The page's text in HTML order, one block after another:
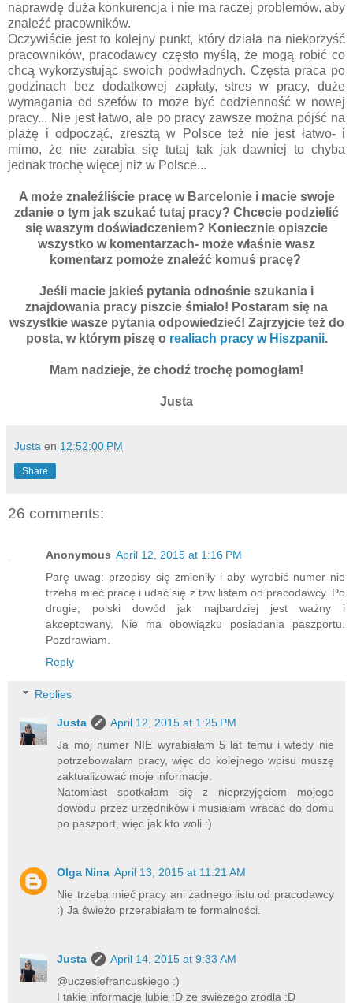
naprawdę duża konkurencja i nie ma raczej problemów, aby
znaleźć pracowników.
Oczywiście jest to kolejny punkt, który działa na niekorzyść
pracowników, pracodawcy często myślą, że mogą robić co
chcą wykorzystując swoich podwładnych. Częsta praca po
godzinach bez dodatkowej zapłaty, stres w pracy, duże
wymagania od szefów to może być codzienność w nowej
pracy... Nie jest łatwo, ale po pracy zawsze można pójść na
plażę i odpocząć, zresztą w Polsce też nie jest łatwo- i
mimo, że nie zarabia się tutaj tak jak dawniej to chyba
jednak trochę więcej niż w Polsce...
A może znaleźliście pracę w Barcelonie i macie swoje
zdanie o tym jak szukać tutaj pracy? Chcecie podzielić
się waszym doświadczeniem? Koniecznie opiszcie
wszystko w komentarzach- może właśnie wasz
komentarz pomoże znaleźć komuś pracę?
Jeśli macie jakieś pytania odnośnie szukania i
znajdowania pracy piszcie śmiało! Postaram się na
wszystkie wasze pytania odpowiedzieć! Zajrzyjcie też do
posta, w którym piszę o realiach pracy w Hiszpanii.
Mam nadzieje, że chodź trochę pomogłam!
Justa
Justa en 12:52:00 PM
Share
26 comments:
Anonymous April 12, 2015 at 1:16 PM
Parę uwag: przepisy się zmieniły i aby wyrobić numer nie
trzeba mieć pracę i udać się z tzw listem od pracodawcy. Po
drugie, polski dowód jak najbardziej jest ważny i
akceptowany. Nie ma obowiązku posiadania paszportu.
Pozdrawiam.
Reply
Replies
Justa
April 12, 2015 at 1:25 PM
Ja mój numer NIE wyrabiałam 5 lat temu i wtedy nie
potrzebowałam pracy, więc do kolejnego wpisu muszę
zaktualizować moje informacje.
Natomiast spotkałam się z nieprzyjęciem mojego
dowodu przez urzędników i musiałam wracać do domu
po paszport, więc jak kto woli :)
Olga Nina April 13, 2015 at 11:21 AM
Nie trzeba mieć pracy ani żadnego listu od pracodawcy
:) Ja świeżo przerabiałam te formalności.
Justa
April 14, 2015 at 9:33 AM
@uczesiefrancuskiego :)
I takie informacje lubie :D ze swiezego zrodla :D